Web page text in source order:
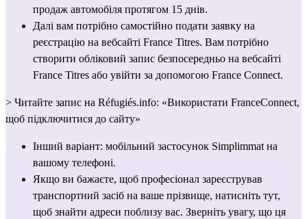
продаж автомобіля протягом 15 днів.
Далі вам потрібно самостійно подати заявку на
реєстрацію на вебсайті France Titres. Вам потрібно
створити обліковий запис безпосередньо на вебсайті
France Titres або увійти за допомогою France Connect.
> Читайте запис на Réfugiés.info: «Використати FranceConnect,
щоб підключитися до сайту»
Інший варіант: мобільний застосунок Simplimmat на
вашому телефоні.
Якщо ви бажаєте, щоб професіонал зареєстрував
транспортний засіб на ваше прізвище, натисніть тут,
щоб знайти адреси поблизу вас. Зверніть увагу, що ця